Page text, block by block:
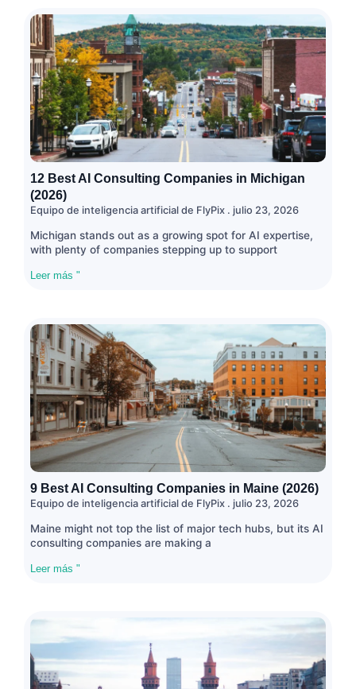
12 Best AI Consulting Companies in Michigan
(2026)
Equipo de inteligencia artificial de FlyPix julio 23, 2026
Michigan stands out as a growing spot for AI expertise,
with plenty of companies stepping up to support
Leer más "
9 Best AI Consulting Companies in Maine (2026)
Equipo de inteligencia artificial de FlyPix julio 23, 2026
Maine might not top the list of major tech hubs, but its AI
consulting companies are making a
Leer más "